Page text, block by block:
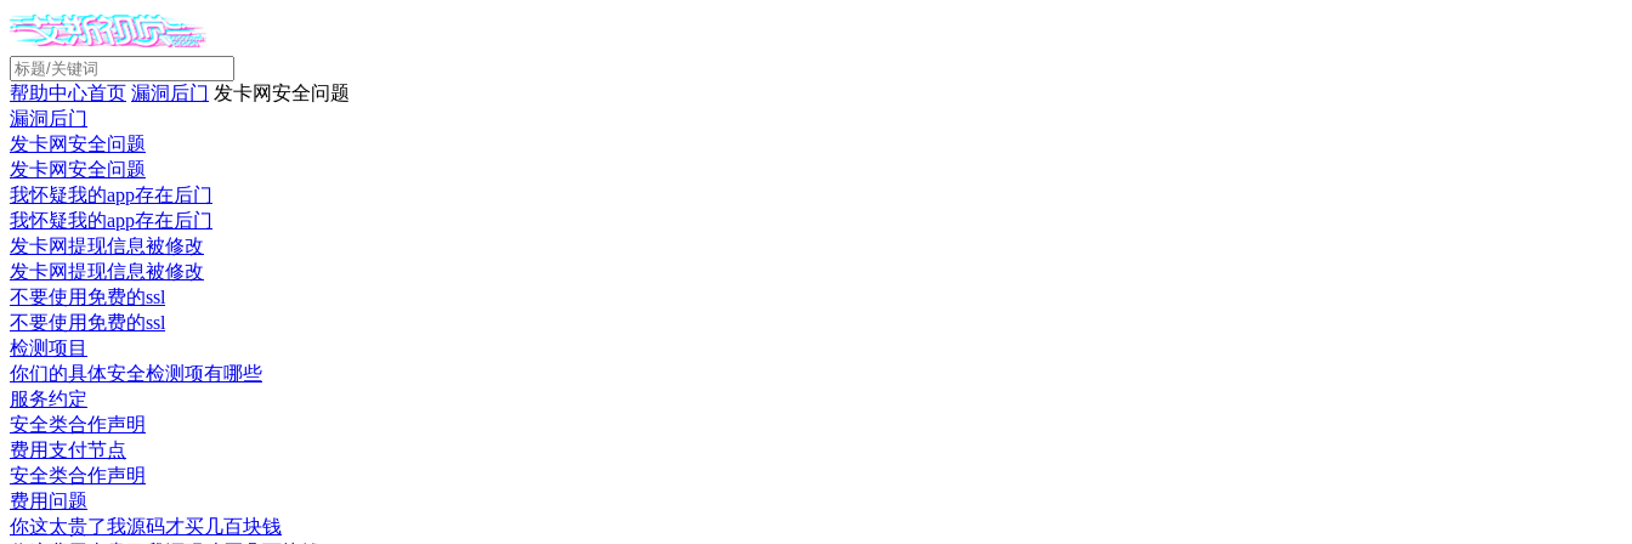
帮助中心首页 漏洞后门 发卡网安全问题
漏洞后门
发卡网安全问题
发卡网安全问题
我怀疑我的app存在后门
我怀疑我的app存在后门
发卡网提现信息被修改
发卡网提现信息被修改
不要使用免费的ssl
不要使用免费的ssl
检测项目
你们的具体安全检测项有哪些
服务约定
安全类合作声明
费用支付节点
安全类合作声明
费用问题
你这太贵了我源码才买几百块钱